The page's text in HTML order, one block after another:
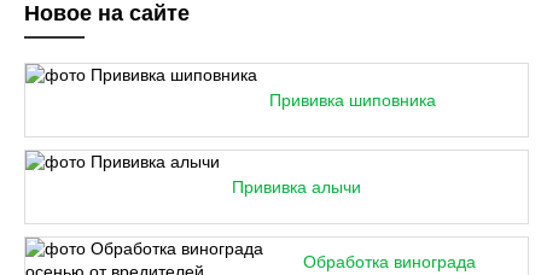
Новое на сайте
Прививка шиповника
Прививка алычи
Обработка винограда